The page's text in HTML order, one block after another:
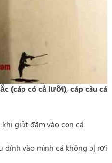
(cáp có cả lưỡi), cáp câu cá
giật đâm vào con cá
vào mình cá không bị rơi